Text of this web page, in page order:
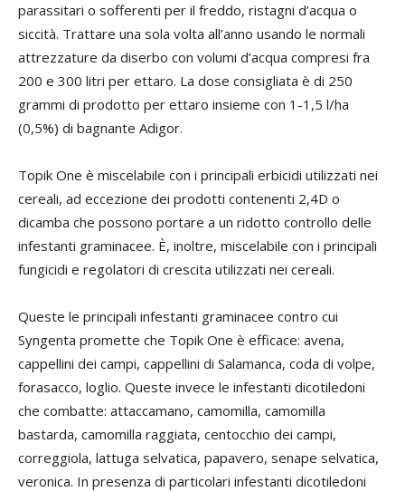
parassitari o sofferenti per il freddo, ristagni d’acqua o
siccità. Trattare una sola volta all’anno usando le normali
attrezzature da diserbo con volumi d’acqua compresi fra
200 e 300 litri per ettaro. La dose consigliata è di 250
grammi di prodotto per ettaro insieme con 1-1,5 l/ha
(0,5%) di bagnante Adigor.
Topik One è miscelabile con i principali erbicidi utilizzati nei
cereali, ad eccezione dei prodotti contenenti 2,4D o
dicamba che possono portare a un ridotto controllo delle
infestanti graminacee. È, inoltre, miscelabile con i principali
fungicidi e regolatori di crescita utilizzati nei cereali.
Queste le principali infestanti graminacee contro cui
Syngenta promette che Topik One è efficace: avena,
cappellini dei campi, cappellini di Salamanca, coda di volpe,
forasacco, loglio. Queste invece le infestanti dicotiledoni
che combatte: attaccamano, camomilla, camomilla
bastarda, camomilla raggiata, centocchio dei campi,
correggiola, lattuga selvatica, papavero, senape selvatica,
veronica. In presenza di particolari infestanti dicotiledoni